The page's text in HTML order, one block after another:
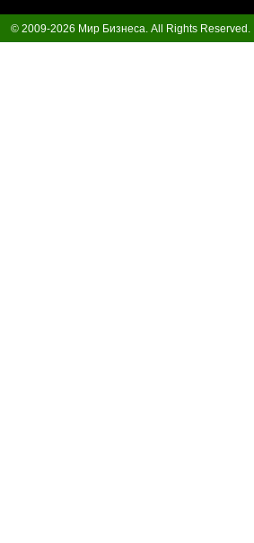
© 2009-2026 Мир Бизнеса. All Rights Reserved.